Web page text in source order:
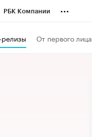
РБК Компании ...
От первого лица